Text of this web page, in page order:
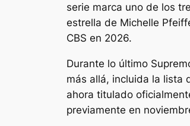
serie marca uno de los
estrella de Michelle
CBS en 2026.
Durante lo último
más allá, incluida la lista
ahora titulado
previamente en